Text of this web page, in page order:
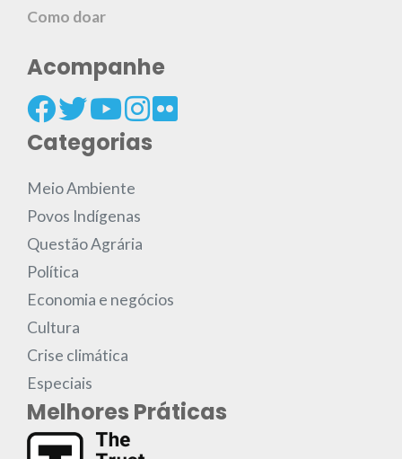
Como doar
Acompanhe
Categorias
Meio Ambiente
Povos Indígenas
Questão Agrária
Política
Economia e negócios
Cultura
Crise climática
Especiais
Melhores Práticas